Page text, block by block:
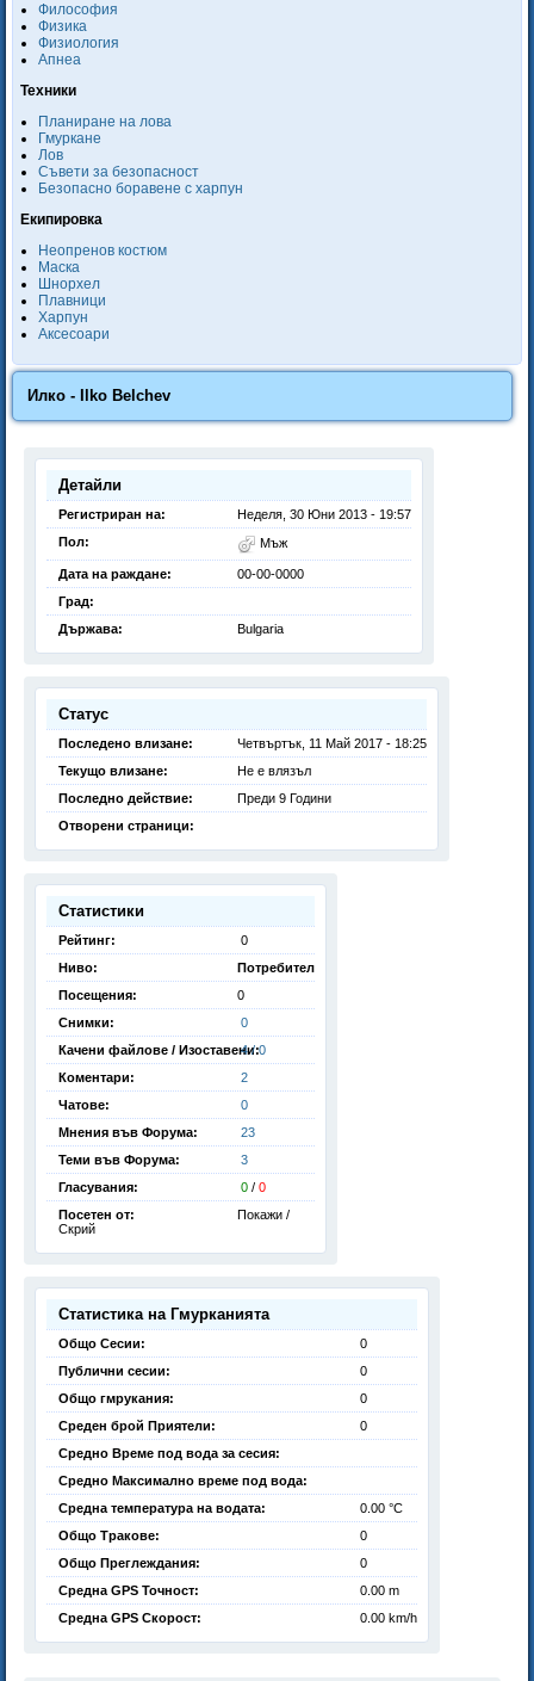
Философия
Физика
Физиология
Апнеа
Техники
Планиране на лова
Гмуркане
Лов
Съвети за безопасност
Безопасно боравене с харпун
Екипировка
Неопренов костюм
Маска
Шнорхел
Плавници
Харпун
Аксесоари
Илко - Ilko Belchev
Детайли
Регистриран на:
Неделя, 30 Юни 2013 - 19:57
Пол:
Мъж
Дата на раждане:
00-00-0000
Град:
Държава:
Bulgaria
Статус
Последено влизане:
Четвъртък, 11 Май 2017 - 18:25
Текущо влизане:
Не е влязъл
Последно действие:
Преди 9 Години
Отворени страници:
Статистики
Рейтинг:
0
Ниво:
Потребител
Посещения:
0
Снимки:
0
Качени файлове / Изоставени:
4 / 0
Коментари:
2
Чатове:
0
Мнения във Форума:
23
Теми във Форума:
3
Гласувания:
0 / 0
Посетен от:
Покажи /
Скрий
Статистика на Гмурканията
Общо Сесии:
0
Публични сесии:
0
Общо гмрукания:
0
Среден брой Приятели:
0
Средно Време под вода за сесия:
Средно Максимално време под вода:
Средна температура на водата:
0.00 °C
Общо Тракове:
0
Общо Преглеждания:
0
Средна GPS Точност:
0.00 m
Средна GPS Скорост:
0.00 km/h